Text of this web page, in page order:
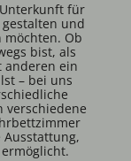
für
und
Ob
bist, als
anderen ein
– bei uns
verschiedene